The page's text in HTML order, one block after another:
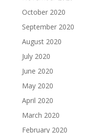
October 2020
September 2020
August 2020
July 2020
June 2020
May 2020
April 2020
March 2020
February 2020